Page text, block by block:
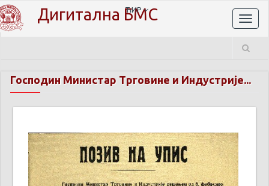
Дигитална БМС
ЋИР
Господин Министар Трговине и Индустрије...